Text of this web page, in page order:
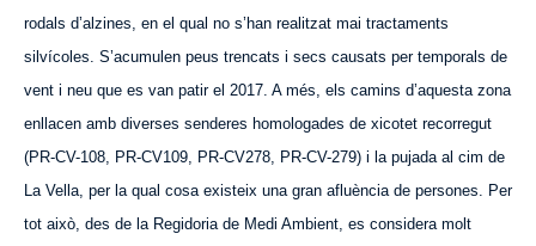
rodals d’alzines, en el qual no s’han realitzat mai tractaments
silvícoles. S’acumulen peus trencats i secs causats per temporals de
vent i neu que es van patir el 2017. A més, els camins d’aquesta zona
enllacen amb diverses senderes homologades de xicotet recorregut
(PR-CV-108, PR-CV109, PR-CV278, PR-CV-279) i la pujada al cim de
La Vella, per la qual cosa existeix una gran afluència de persones. Per
tot això, des de la Regidoria de Medi Ambient, es considera molt